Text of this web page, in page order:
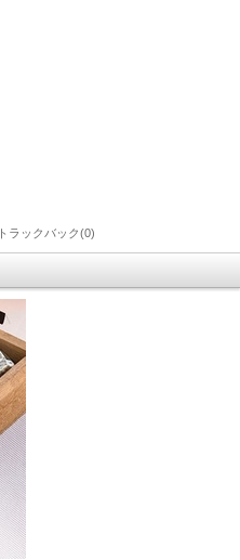
トラックバック(0)